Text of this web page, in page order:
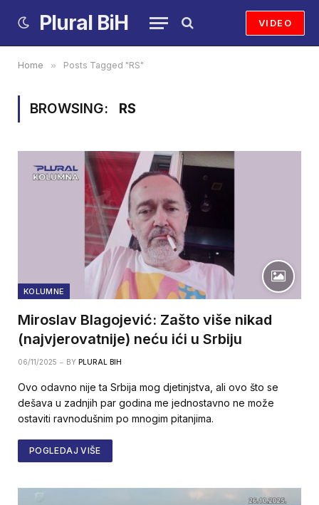
Plural BiH VIDEO
Home » Posts Tagged "RS"
BROWSING: RS
KOLUMNE
Miroslav Blagojević: Zašto više nikad
(najvjerovatnije) neću ići u Srbiju
06/11/2025 BY PLURAL BIH
Ovo odavno nije ta Srbija mog djetinjstva, ali ovo što se
dešava u zadnjih par godina me jednostavno ne može
ostaviti ravnodušnim po mnogim pitanjima.
POGLEDAJ VIŠE